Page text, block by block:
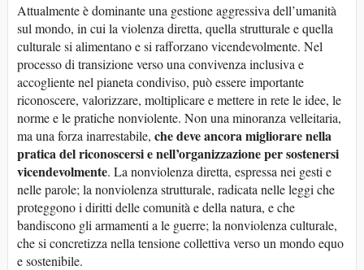
Attualmente è dominante una gestione aggressiva dell’umanità
sul mondo, in cui la violenza diretta, quella strutturale e quella
culturale si alimentano e si rafforzano vicendevolmente. Nel
processo di transizione verso una convivenza inclusiva e
accogliente nel pianeta condiviso, può essere importante
riconoscere, valorizzare, moltiplicare e mettere in rete le idee, le
norme e le pratiche nonviolente. Non una minoranza velleitaria,
ma una forza inarrestabile, che deve ancora migliorare nella
pratica del riconoscersi e nell’organizzazione per sostenersi
vicendevolmente. La nonviolenza diretta, espressa nei gesti e
nelle parole; la nonviolenza strutturale, radicata nelle leggi che
proteggono i diritti delle comunità e della natura, e che
bandiscono gli armamenti a le guerre; la nonviolenza culturale,
che si concretizza nella tensione collettiva verso un mondo equo
e sostenibile.